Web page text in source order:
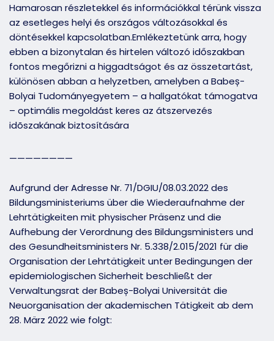
Hamarosan részletekkel és információkkal térünk vissza
az esetleges helyi és országos változásokkal és
döntésekkel kapcsolatban.Emlékeztetünk arra, hogy
ebben a bizonytalan és hirtelen változó időszakban
fontos megőrizni a higgadtságot és az összetartást,
különösen abban a helyzetben, amelyben a Babeș-
Bolyai Tudományegyetem – a hallgatókat támogatva
– optimális megoldást keres az átszervezés
idõszakának biztosítására
————————
Aufgrund der Adresse Nr. 71/DGIU/08.03.2022 des
Bildungsministeriums über die Wiederaufnahme der
Lehrtätigkeiten mit physischer Präsenz und die
Aufhebung der Verordnung des Bildungsministers und
des Gesundheitsministers Nr. 5.338/2.015/2021 für die
Organisation der Lehrtätigkeit unter Bedingungen der
epidemiologischen Sicherheit beschließt der
Verwaltungsrat der Babeș-Bolyai Universität die
Neuorganisation der akademischen Tätigkeit ab dem
28. März 2022 wie folgt: